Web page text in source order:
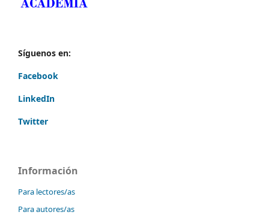
Síguenos en:
Facebook
LinkedIn
Twitter
Información
Para lectores/as
Para autores/as